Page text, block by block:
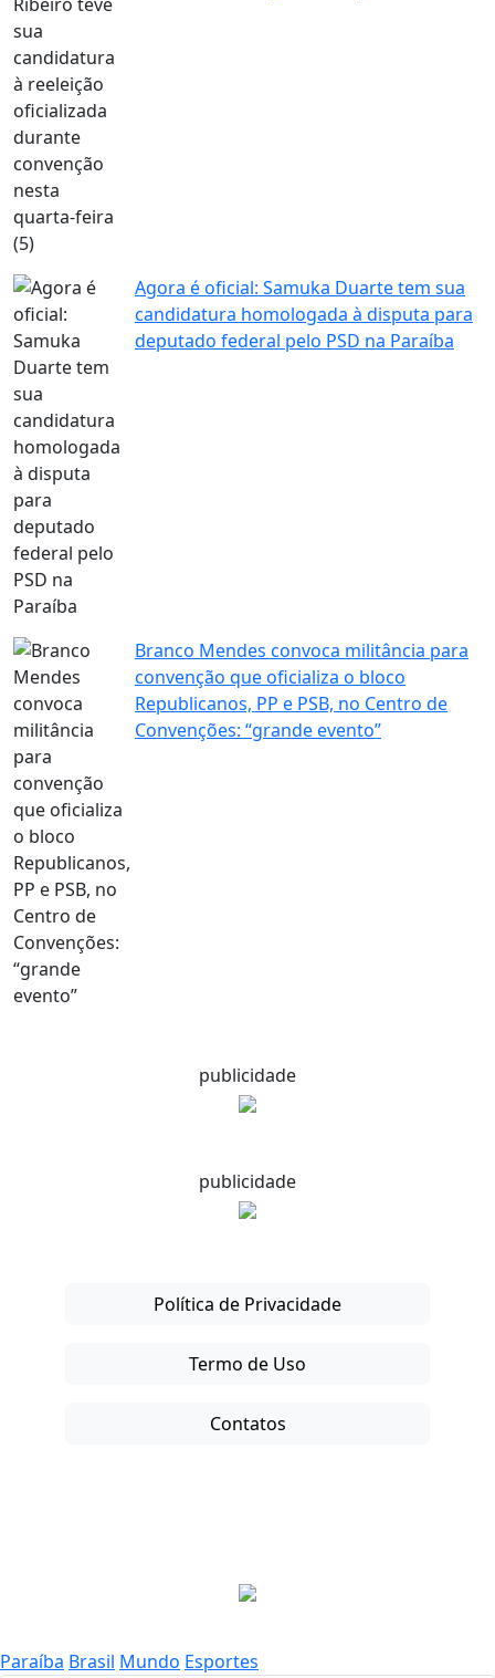
Agora é oficial: Samuka Duarte tem sua
candidatura homologada à disputa para
deputado federal pelo PSD na Paraíba
Branco Mendes convoca militância para
convenção que oficializa o bloco
Republicanos, PP e PSB, no Centro de
Convenções: “grande evento”
publicidade
publicidade
Política de Privacidade
Termo de Uso
Contatos
Paraíba Brasil Mundo Esportes